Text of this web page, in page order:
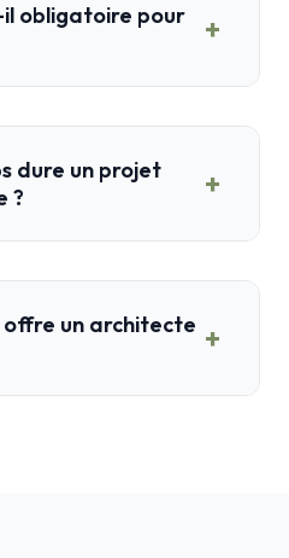
obligatoire pour
+
dure un projet
?
+
un architecte +